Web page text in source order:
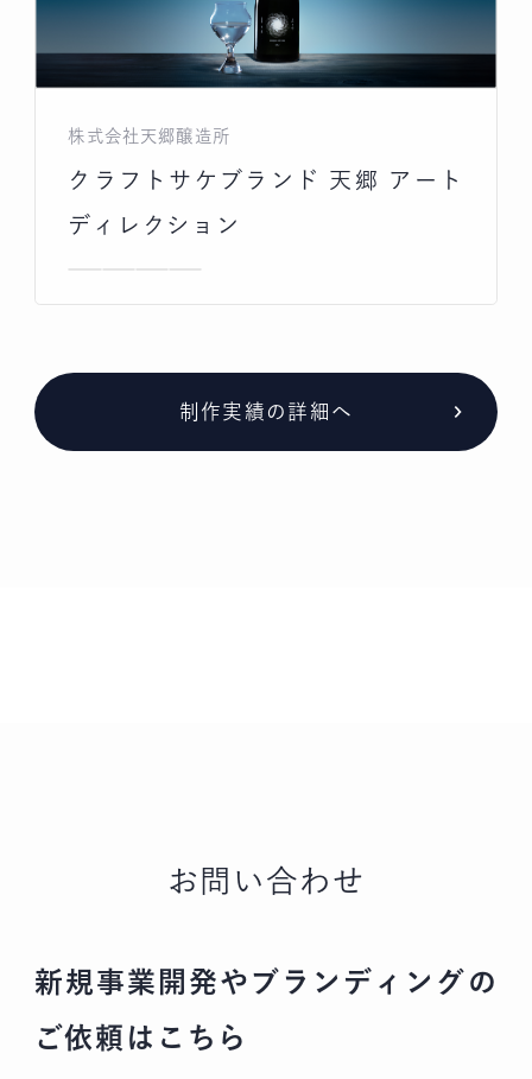
株式会社天郷醸造所
クラフトサケブランド 天郷 アート
ディレクション
制作実績の詳細へ
お問い合わせ
新規事業開発やブランディングの
ご依頼はこちら